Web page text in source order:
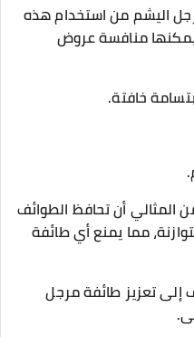
اليشم من استخدام هذه
يمكنها منافسة عروض
خافتة.
المثالي أن تحافظ الطوائف
مما يمنع أي طائفة
تعزيز طائفة مرجل